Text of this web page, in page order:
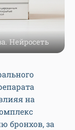
Нейросеть
на
бронхов, за